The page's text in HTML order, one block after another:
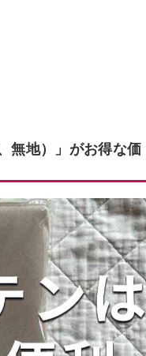
無地）」がお得な価